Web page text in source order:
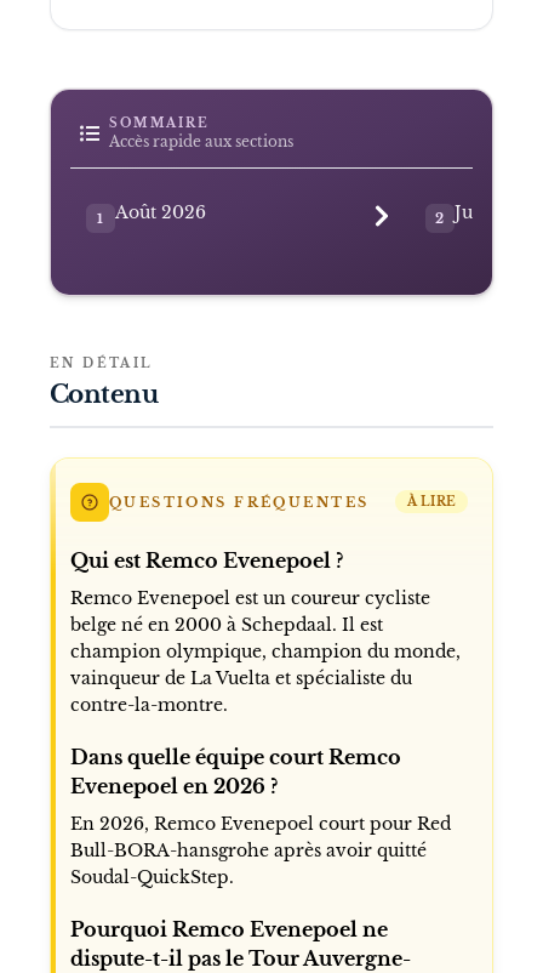
SOMMAIRE
Accès rapide aux sections
1 Août 2026 2 Juillet
EN DÉTAIL
Contenu
QUESTIONS FRÉQUENTES À LIRE
Qui est Remco Evenepoel ?
Remco Evenepoel est un coureur cycliste
belge né en 2000 à Schepdaal. Il est
champion olympique, champion du monde,
vainqueur de La Vuelta et spécialiste du
contre-la-montre.
Dans quelle équipe court Remco
Evenepoel en 2026 ?
En 2026, Remco Evenepoel court pour Red
Bull-BORA-hansgrohe après avoir quitté
Soudal-QuickStep.
Pourquoi Remco Evenepoel ne
dispute-t-il pas le Tour Auvergne-